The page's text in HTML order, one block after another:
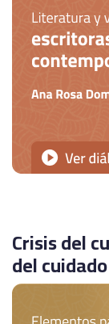
Crisis del
del cuidado